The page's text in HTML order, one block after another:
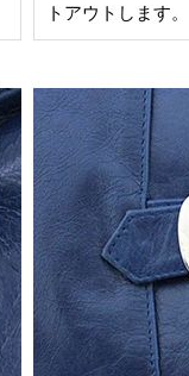
トアウトします。